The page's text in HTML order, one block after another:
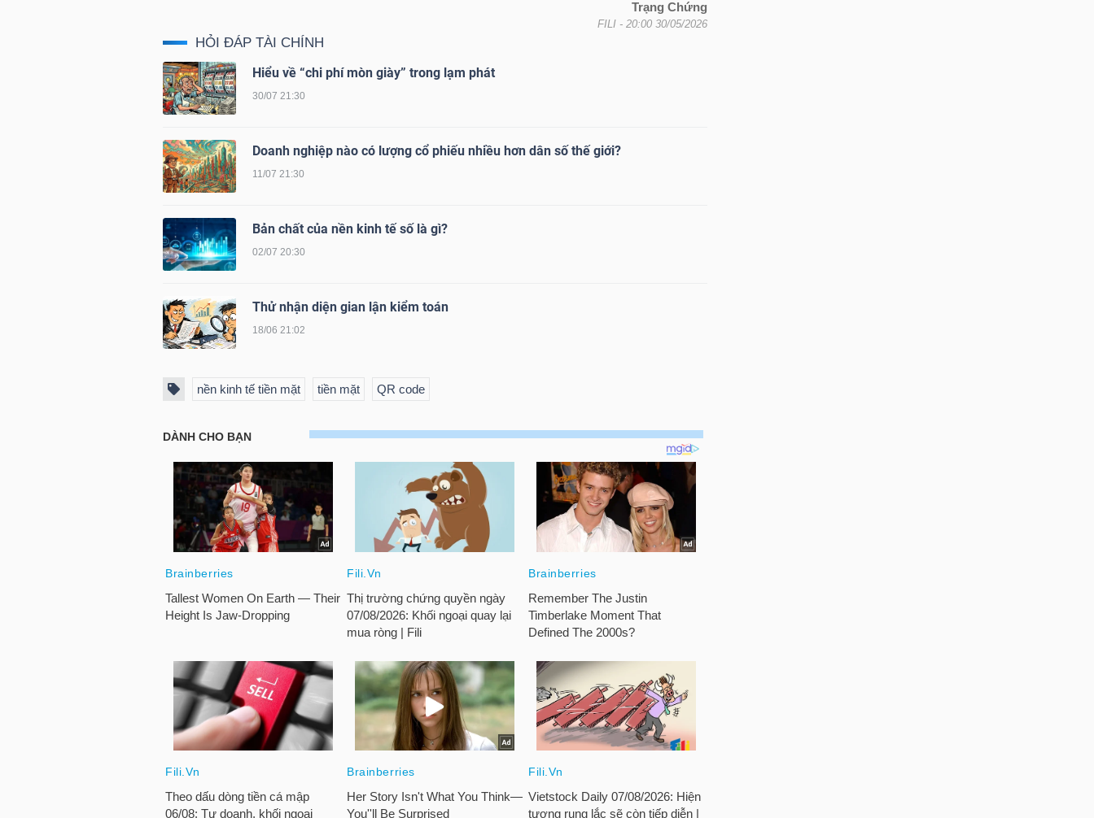
Trạng Chứng
FILI - 20:00 30/05/2026
HỎI ĐÁP TÀI CHÍNH
Hiểu về “chi phí mòn giày” trong lạm phát
30/07 21:30
Doanh nghiệp nào có lượng cổ phiếu nhiều hơn dân số thế giới?
11/07 21:30
Bản chất của nền kinh tế số là gì?
02/07 20:30
Thử nhận diện gian lận kiểm toán
18/06 21:02
nền kinh tế tiền mặt tiền mặt QR code